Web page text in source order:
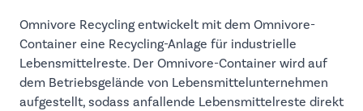
Omnivore Recycling entwickelt mit dem Omnivore-
Container eine Recycling-Anlage für industrielle
Lebensmittelreste. Der Omnivore-Container wird auf
dem Betriebsgelände von Lebensmittelunternehmen
aufgestellt, sodass anfallende Lebensmittelreste direkt